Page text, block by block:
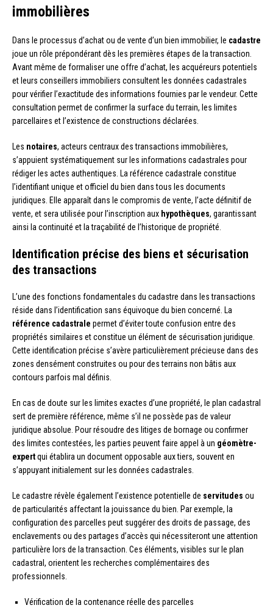
immobilières
Dans le processus d’achat ou de vente d’un bien immobilier, le cadastre
joue un rôle prépondérant dès les premières étapes de la transaction.
Avant même de formaliser une offre d’achat, les acquéreurs potentiels
et leurs conseillers immobiliers consultent les données cadastrales
pour vérifier l’exactitude des informations fournies par le vendeur. Cette
consultation permet de confirmer la surface du terrain, les limites
parcellaires et l’existence de constructions déclarées.
Les notaires, acteurs centraux des transactions immobilières,
s’appuient systématiquement sur les informations cadastrales pour
rédiger les actes authentiques. La référence cadastrale constitue
l’identifiant unique et officiel du bien dans tous les documents
juridiques. Elle apparaît dans le compromis de vente, l’acte définitif de
vente, et sera utilisée pour l’inscription aux hypothèques, garantissant
ainsi la continuité et la traçabilité de l’historique de propriété.
Identification précise des biens et sécurisation
des transactions
L’une des fonctions fondamentales du cadastre dans les transactions
réside dans l’identification sans équivoque du bien concerné. La
référence cadastrale permet d’éviter toute confusion entre des
propriétés similaires et constitue un élément de sécurisation juridique.
Cette identification précise s’avère particulièrement précieuse dans des
zones densément construites ou pour des terrains non bâtis aux
contours parfois mal définis.
En cas de doute sur les limites exactes d’une propriété, le plan cadastral
sert de première référence, même s’il ne possède pas de valeur
juridique absolue. Pour résoudre des litiges de bornage ou confirmer
des limites contestées, les parties peuvent faire appel à un géomètre-
expertqui établira un document opposable aux tiers, souvent en
s’appuyant initialement sur les données cadastrales.
Le cadastre révèle également l’existence potentielle de servitudes ou
de particularités affectant la jouissance du bien. Par exemple, la
configuration des parcelles peut suggérer des droits de passage, des
enclavements ou des partages d’accès qui nécessiteront une attention
particulière lors de la transaction. Ces éléments, visibles sur le plan
cadastral, orientent les recherches complémentaires des
professionnels.
Vérification de la contenance réelle des parcelles